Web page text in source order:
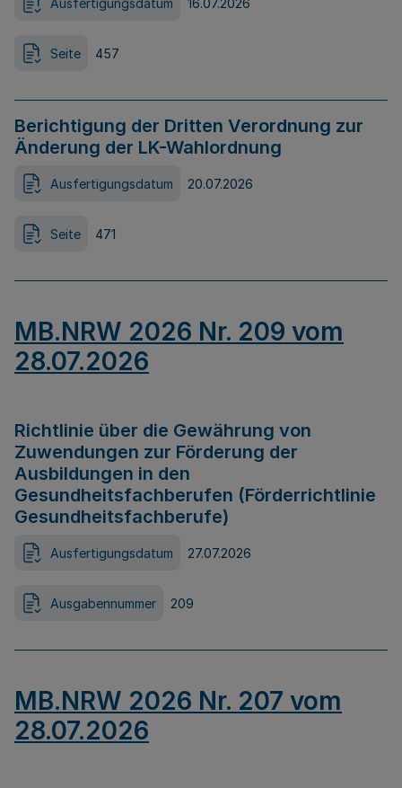
Seite 457
Berichtigung der Dritten Verordnung zur
Änderung der LK-Wahlordnung
Ausfertigungsdatum 20.07.2026
Seite 471
MB.NRW 2026 Nr. 209 vom
28.07.2026
Richtlinie über die Gewährung von
Zuwendungen zur Förderung der
Ausbildungen in den
Gesundheitsfachberufen (Förderrichtlinie
Gesundheitsfachberufe)
Ausfertigungsdatum 27.07.2026
Ausgabennummer 209
MB.NRW 2026 Nr. 207 vom
28.07.2026